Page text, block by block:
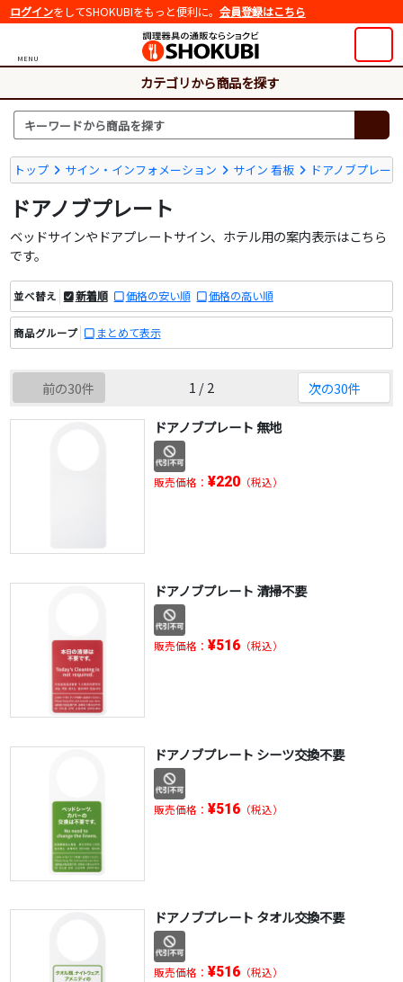
ログインをしてSHOKUBIをもっと便利に。 会員登録はこちら
MENU
カテゴリから商品を探す
トップ サイン・インフォメーション サイン 看板 ドアノブプレート
ドアノブプレート
ベッドサインやドアプレートサイン、ホテル用の案内表示はこちら
です。
並べ替え 新着順 価格の安い順 価格の高い順
商品グループ まとめて表示
前の30件 1 / 2 次の30件
ドアノブプレート 無地
販売価格： ¥220（税込）
ドアノブプレート 清掃不要
販売価格： ¥516（税込）
ドアノブプレート シーツ交換不要
販売価格： ¥516（税込）
ドアノブプレート タオル交換不要
販売価格： ¥516（税込）